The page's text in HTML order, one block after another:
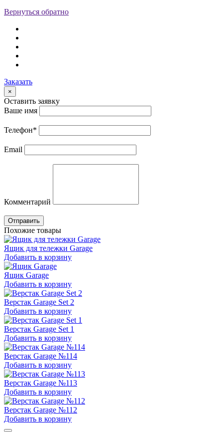
Вернуться обратно
Заказать
×
Оставить заявку
Ваше имя
Телефон*
Email
Комментарий
Отправить
Похожие товары
Ящик для тележки Garage
Добавить в корзину
Ящик Garage
Добавить в корзину
Верстак Garage Set 2
Добавить в корзину
Верстак Garage Set 1
Добавить в корзину
Верстак Garage №114
Добавить в корзину
Верстак Garage №113
Добавить в корзину
Верстак Garage №112
Добавить в корзину